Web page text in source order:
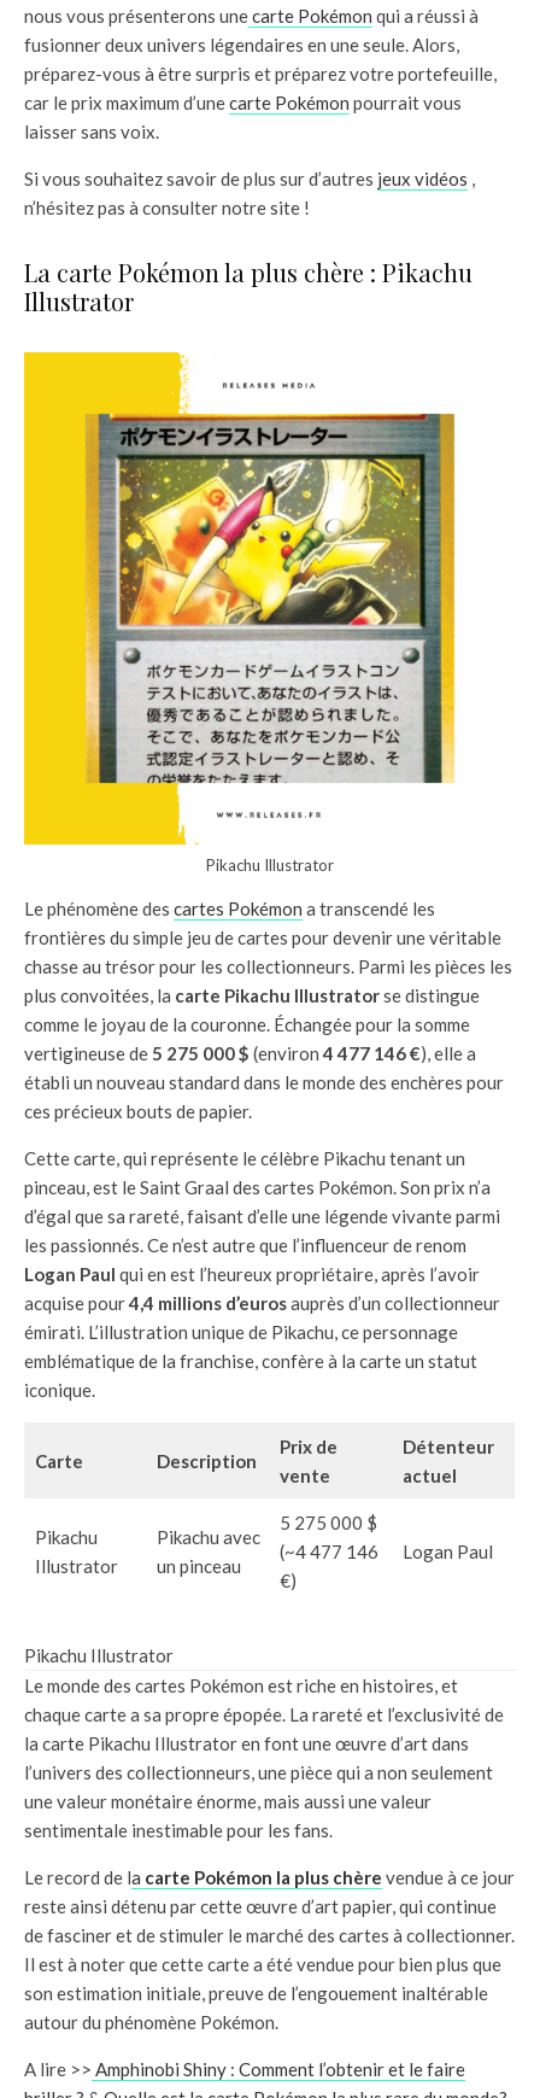
nous vous présenterons unecarte Pokémon qui a réussi à
fusionner deux univers légendaires en une seule. Alors,
préparez-vous à être surpris et préparez votre portefeuille,
car le prix maximum d’unecarte Pokémon pourrait vous
laisser sans voix.
Si vous souhaitez savoir de plus sur d’autres jeux vidéos ,
n’hésitez pas à consulter notre site !
La carte Pokémon la plus chère : Pikachu
Illustrator
Pikachu Illustrator
Le phénomène des cartes Pokémon a transcendé les
frontières du simple jeu de cartes pour devenir une véritable
chasse au trésor pour les collectionneurs. Parmi les pièces les
plus convoitées, la carte Pikachu Illustratorse distingue
comme le joyau de la couronne. Échangée pour la somme
vertigineuse de5 275 000 $ (environ4 477 146 €), elle a
établi un nouveau standard dans le monde des enchères pour
ces précieux bouts de papier.
Cette carte, qui représente le célèbre Pikachu tenant un
pinceau, est le Saint Graal des cartes Pokémon. Son prix n’a
d’égal que sa rareté, faisant d’elle une légende vivante parmi
les passionnés. Ce n’est autre que l’influenceur de renom
Logan Paul qui en est l’heureux propriétaire, après l’avoir
acquise pour4,4 millions d’eurosauprès d’un collectionneur
émirati. L’illustration unique de Pikachu, ce personnage
emblématique de la franchise, confère à la carte un statut
iconique.
Carte Description
Prix de
vente
Détenteur
actuel
Pikachu
Illustrator
Pikachu avec
un pinceau
5 275 000 $
(~4 477 146
€)
Logan Paul
Pikachu Illustrator
Le monde des cartes Pokémon est riche en histoires, et
chaque carte a sa propre épopée. La rareté et l’exclusivité de
la carte Pikachu Illustrator en font une œuvre d’art dans
l’univers des collectionneurs, une pièce qui a non seulement
une valeur monétaire énorme, mais aussi une valeur
sentimentale inestimable pour les fans.
Le record de la carte Pokémon la plus chère vendue à ce jour
reste ainsi détenu par cette œuvre d’art papier, qui continue
de fasciner et de stimuler le marché des cartes à collectionner.
Il est à noter que cette carte a été vendue pour bien plus que
son estimation initiale, preuve de l’engouement inaltérable
autour du phénomène Pokémon.
A lire >> Amphinobi Shiny : Comment l’obtenir et le faire